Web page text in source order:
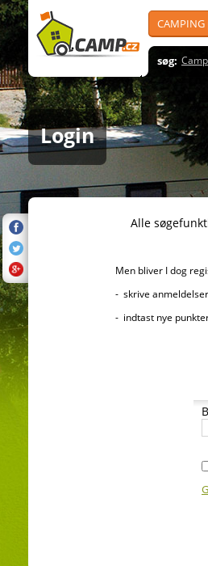
søg:
Login
Alle søgefunktioner
Men bliver I dog
- skrive anmeldelser/
- indtast nye punkter af